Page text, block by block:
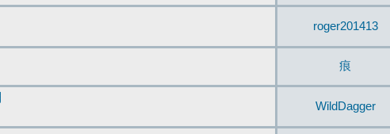
roger201413
痕
WildDagger